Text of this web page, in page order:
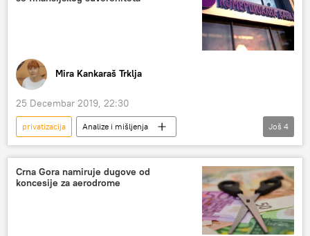
Mira Kankaraš Trklja
25 Decembar 2019, 22:30
privatizacija
Analize i mišljenja
Komentari i Analitika
Komercijalna banka
devizna štednja
otvaranje ponuda
Još 4
Crna Gora namiruje dugove od
koncesije za aerodrome